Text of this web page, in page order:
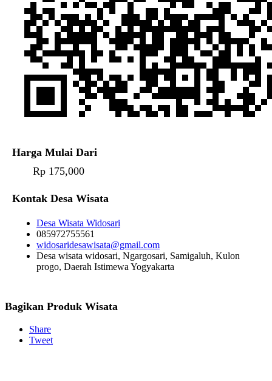
Harga Mulai Dari
Rp 175,000
Kontak Desa Wisata
Desa Wisata Widosari
085972755561
widosaridesawisata@gmail.com
Desa wisata widosari, Ngargosari, Samigaluh, Kulon
progo, Daerah Istimewa Yogyakarta
Bagikan Produk Wisata
Share
Tweet